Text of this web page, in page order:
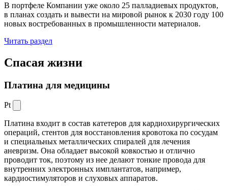
В портфеле Компании уже около 25 палладиевых продуктов,
в планах создать и вывести на мировой рынок к 2030 году 100
новых востребованных в промышленности материалов.
Читать раздел
Спасая жизни
Платина для медицины
Pt
Платина входит в состав катетеров для кардиохирургических
операций, стентов для восстановления кровотока по сосудам
и специальных металлических спиралей для лечения
аневризм. Она обладает высокой ковкостью и отлично
проводит ток, поэтому из нее делают тонкие провода для
внутренних электронных имплантатов, например,
кардиостимуляторов и слуховых аппаратов.